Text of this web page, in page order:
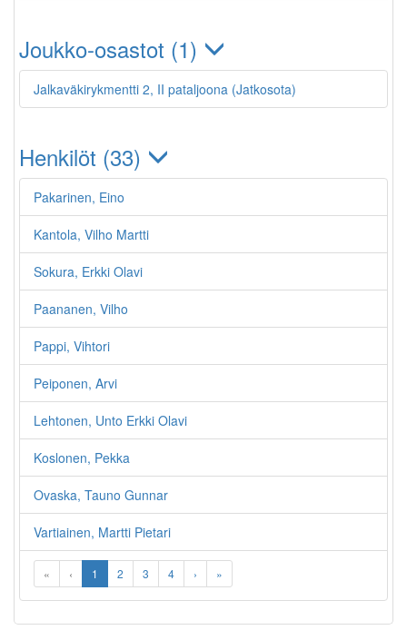
Joukko-osastot (1)
Jalkaväkirykmentti 2, II pataljoona (Jatkosota)
Henkilöt (33)
Pakarinen, Eino
Kantola, Vilho Martti
Sokura, Erkki Olavi
Paananen, Vilho
Pappi, Vihtori
Peiponen, Arvi
Lehtonen, Unto Erkki Olavi
Koslonen, Pekka
Ovaska, Tauno Gunnar
Vartiainen, Martti Pietari
« ‹ 1 2 3 4 › »